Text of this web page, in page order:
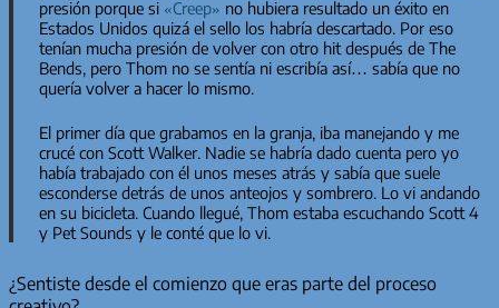
presión porque si «Creep» no hubiera resultado un éxito en
Estados Unidos quizá el sello los habría descartado. Por eso
tenían mucha presión de volver con otro hit después de The
Bends, pero Thom no se sentía ni escribía así… sabía que no
quería volver a hacer lo mismo.
El primer día que grabamos en la granja, iba manejando y me
crucé con Scott Walker. Nadie se habría dado cuenta pero yo
había trabajado con él unos meses atrás y sabía que suele
esconderse detrás de unos anteojos y sombrero. Lo vi andando
en su bicicleta. Cuando llegué, Thom estaba escuchando Scott 4
y Pet Sounds y le conté que lo vi.
¿Sentiste desde el comienzo que eras parte del proceso